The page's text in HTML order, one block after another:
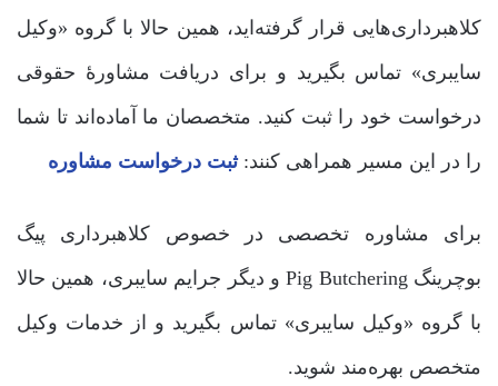
کلاهبرداری‌هایی قرار گرفته‌اید، همین حالا با گروه «وکیل
سایبری» تماس بگیرید و برای دریافت مشاورۀ حقوقی
درخواست خود را ثبت کنید. متخصصان ما آماده‌اند تا شما
را در این مسیر همراهی کنند:ثبت درخواست مشاوره
برای مشاوره تخصصی در خصوص کلاهبرداری پیگ
بوچرینگ Pig Butchering و دیگر جرایم سایبری، همین حالا
با گروه «وکیل سایبری» تماس بگیرید و از خدمات وکیل
متخصص بهره‌مند شوید.